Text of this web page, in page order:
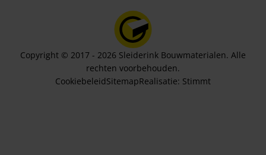
Copyright © 2017 - 2026 Sleiderink Bouwmaterialen. Alle
rechten voorbehouden.
CookiebeleidSitemapRealisatie: Stimmt